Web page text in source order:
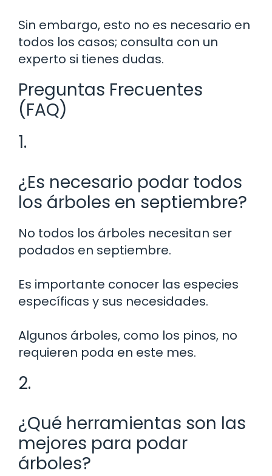
Sin embargo, esto no es necesario en
todos los casos; consulta con un
experto si tienes dudas.
Preguntas Frecuentes
(FAQ)
1.
¿Es necesario podar todos
los árboles en septiembre?
No todos los árboles necesitan ser
podados en septiembre.
Es importante conocer las especies
específicas y sus necesidades.
Algunos árboles, como los pinos, no
requieren poda en este mes.
2.
¿Qué herramientas son las
mejores para podar
árboles?